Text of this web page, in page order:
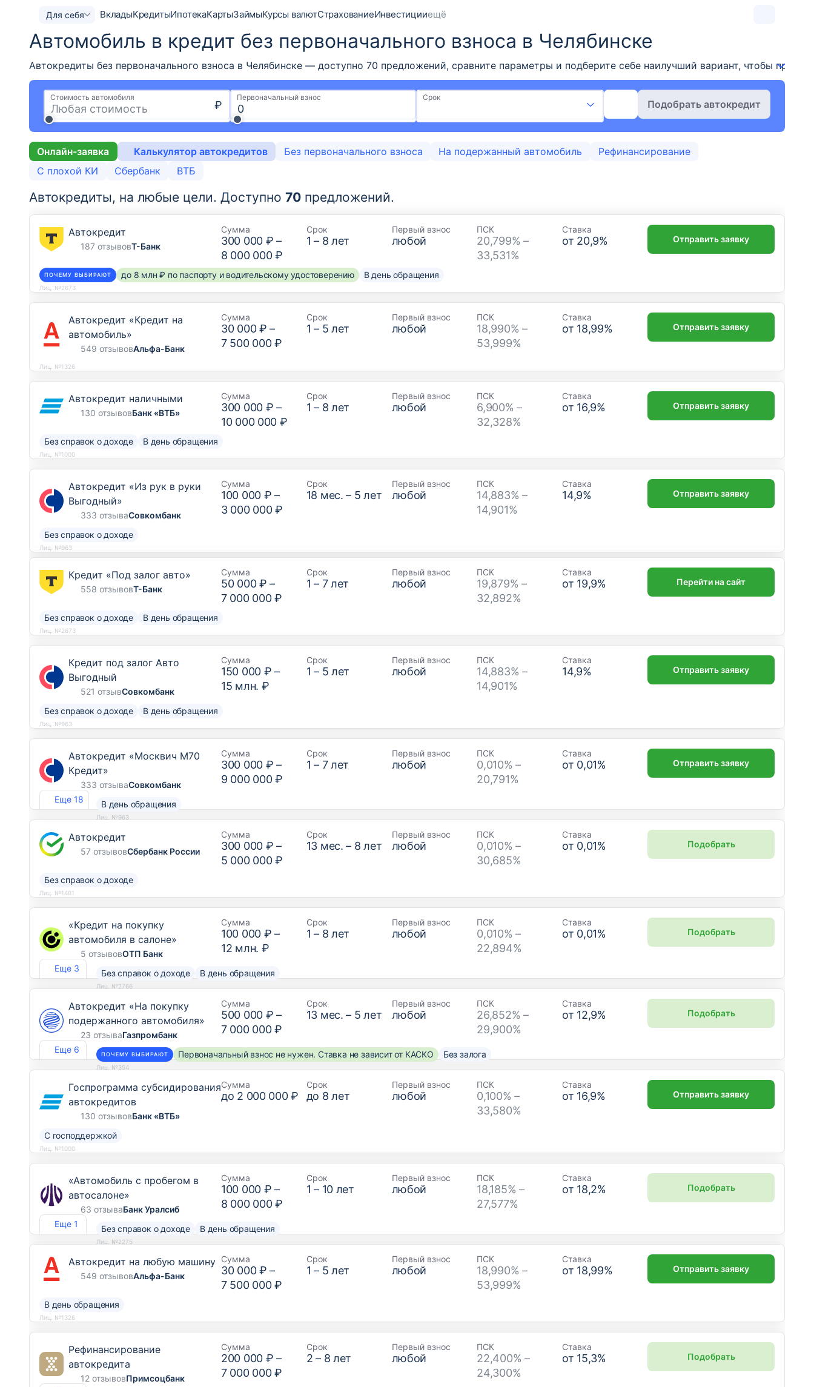
Для себя ВкладыКредитыИпотекаКартыЗаймыКурсы валютСтрахованиеИнвестицииещё
Автомобиль в кредит без первоначального взноса в Челябинске
Автокредиты без первоначального взноса в Челябинске — доступно 70 предложений, сравните параметры и подберите себе наилучший вариант, чтобы
Стоимость автомобиля
₽
Первоначальный взнос Срок
Подобрать автокредит
Онлайн-заявка Калькулятор автокредитов Без первоначального взноса На подержанный автомобиль
Рефинансирование
С плохой КИ
Сбербанк ВТБ
Автокредиты, на любые цели. Доступно 70 предложений.
Автокредит
187 отзывовТ-Банк
Сумма
300 000 ₽ –
8 000 000 ₽
Срок
1 – 8 лет
Первый взнос
любой
ПСК
20,799% –
33,531%
Ставка
от 20,9%
ПОЧЕМУ ВЫБИРАЮТ до 8 млн ₽ по паспорту и водительскому удостоверению В день обращения
Отправить заявку
Лиц. №2673
Автокредит «Кредит на
автомобиль»
549 отзывовАльфа-Банк
Сумма
30 000 ₽ –
7 500 000 ₽
Срок
1 – 5 лет
Первый взнос
любой
ПСК
18,990% –
53,999%
Ставка
от 18,99% Отправить заявку
Лиц. №1326
Автокредит наличными
130 отзывовБанк «ВТБ»
Сумма
300 000 ₽ –
10 000 000 ₽
Срок
1 – 8 лет
Первый взнос
любой
ПСК
6,900% –
32,328%
Ставка
от 16,9%
Без справок о доходе В день обращения
Отправить заявку
Лиц. №1000
Автокредит «Из рук в руки
Выгодный»
333 отзываСовкомбанк
Сумма
100 000 ₽ –
3 000 000 ₽
Срок
18 мес. – 5 лет
Первый взнос
любой
ПСК
14,883% –
14,901%
Ставка
14,9%
Без справок о доходе
Отправить заявку
Лиц. №963
Кредит «Под залог авто»
558 отзывовТ-Банк
Сумма
50 000 ₽ –
7 000 000 ₽
Срок
1 – 7лет
Первый взнос
любой
ПСК
19,879% –
32,892%
Ставка
от 19,9%
Без справок о доходе В день обращения
Перейти на сайт
Лиц. №2673
Кредит под залог Авто
Выгодный
521 отзывСовкомбанк
Сумма
150 000 ₽ –
15 млн. ₽
Срок
1 – 5 лет
Первый взнос
любой
ПСК
14,883% –
14,901%
Ставка
14,9%
Без справок о доходе В день обращения
Отправить заявку
Лиц. №963
Еще 18
Автокредит «Москвич М70
Кредит»
333 отзываСовкомбанк
Сумма
300 000 ₽ –
9 000 000 ₽
Срок
1 – 7лет
Первый взнос
любой
ПСК
0,010% –
20,791%
Ставка
от 0,01%
В день обращения
Отправить заявку
Лиц. №963
Автокредит
57 отзывовСбербанк России
Сумма
300 000 ₽ –
5 000 000 ₽
Срок
13 мес. – 8 лет
Первый взнос
любой
ПСК
0,010% –
30,685%
Ставка
от 0,01%
Без справок о доходе
Подобрать
Лиц. №1481
Еще 3
«Кредит на покупку
автомобиля в салоне»
5 отзывовОТП Банк
Сумма
100 000 ₽ –
12 млн. ₽
Срок
1 – 8 лет
Первый взнос
любой
ПСК
0,010% –
22,894%
Ставка
от 0,01%
Без справок о доходе В день обращения
Подобрать
Лиц. №2766
Еще 6
Автокредит «На покупку
подержанного автомобиля»
23 отзываГазпромбанк
Сумма
500 000 ₽ –
7 000 000 ₽
Срок
13 мес. – 5 лет
Первый взнос
любой
ПСК
26,852% –
29,900%
Ставка
от 12,9%
ПОЧЕМУ ВЫБИРАЮТ Первоначальный взнос не нужен. Ставка не зависит от КАСКО Без залога
Подобрать
Лиц. №354
Госпрограмма субсидирования
автокредитов
130 отзывовБанк «ВТБ»
Сумма
до 2 000 000 ₽
Срок
до 8 лет
Первый взнос
любой
ПСК
0,100% –
33,580%
Ставка
от 16,9%
С господдержкой
Отправить заявку
Лиц. №1000
Еще 1
«Автомобиль с пробегом в
автосалоне»
63 отзываБанк Уралсиб
Сумма
100 000 ₽ –
8 000 000 ₽
Срок
1 – 10 лет
Первый взнос
любой
ПСК
18,185% –
27,577%
Ставка
от 18,2%
Без справок о доходе В день обращения
Подобрать
Лиц. №2275
Автокредит на любую машину
549 отзывовАльфа-Банк
Сумма
30 000 ₽ –
7 500 000 ₽
Срок
1 – 5 лет
Первый взнос
любой
ПСК
18,990% –
53,999%
Ставка
от 18,99%
В день обращения
Отправить заявку
Лиц. №1326
Рефинансирование
автокредита
12 отзывовПримсоцбанк
Сумма
200 000 ₽ –
7 000 000 ₽
Срок
2 – 8 лет
Первый взнос
любой
ПСК
22,400% –
24,300%
Ставка
от 15,3% Подобрать